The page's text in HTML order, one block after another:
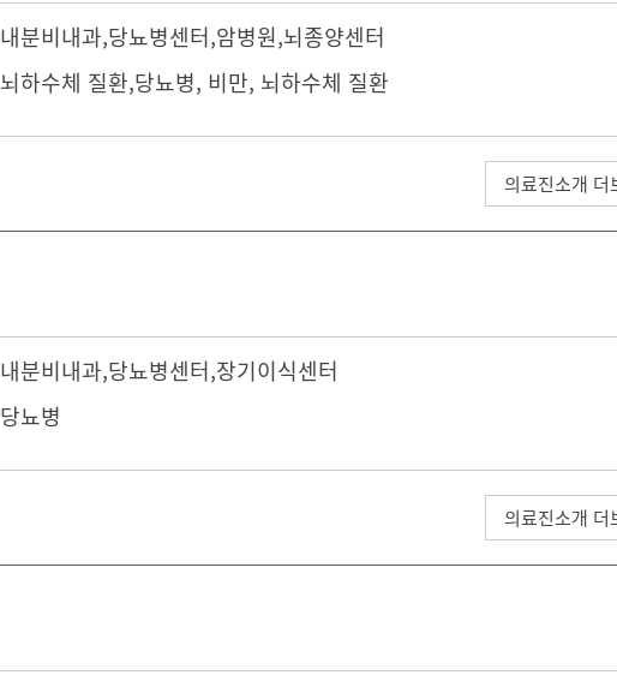
내분비내과,당뇨병센터,암병원,뇌종양센터
뇌하수체 질환,당뇨병, 비만, 뇌하수체 질환
의료진소개 더
내분비내과,당뇨병센터,장기이식센터
당뇨병
의료진소개 더